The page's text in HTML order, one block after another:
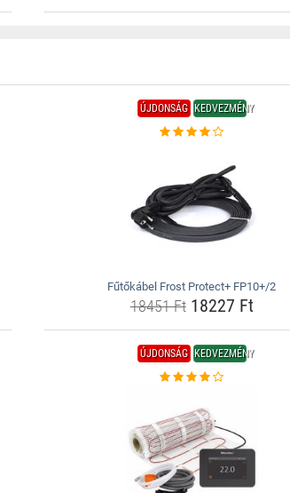
ÚJDONSÁG KEDVEZMÉNY
Fűtőkábel Frost Protect+ FP10+/2
18451 Ft18227 Ft
ÚJDONSÁG KEDVEZMÉNY